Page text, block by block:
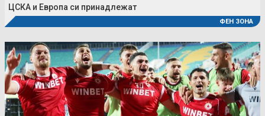
ЦСКА и Европа си принадлежат
ФЕН ЗОНА